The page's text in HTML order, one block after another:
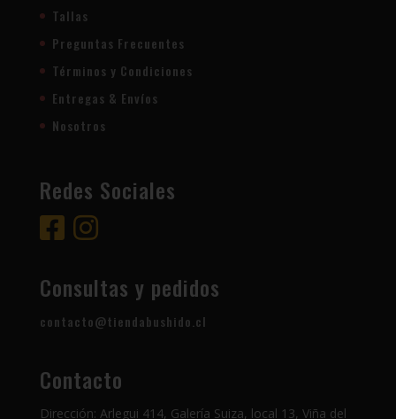
Tallas
Preguntas Frecuentes
Términos y Condiciones
Entregas & Envíos
Nosotros
Redes Sociales
Consultas y pedidos
contacto@tiendabushido.cl
Contacto
Dirección: Arlegui 414, Galería Suiza, local 13, Viña del